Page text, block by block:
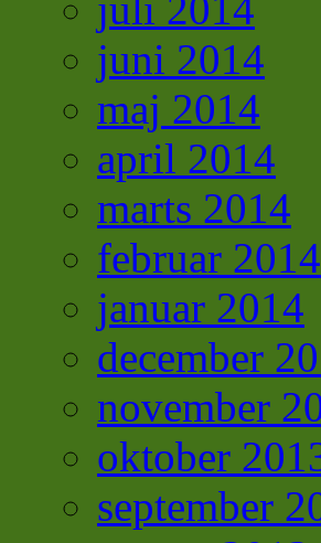
juni 2014
maj 2014
april 2014
marts 2014
februar 2014
januar 2014
december
november
oktober
september